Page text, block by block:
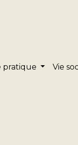
pratique Vie